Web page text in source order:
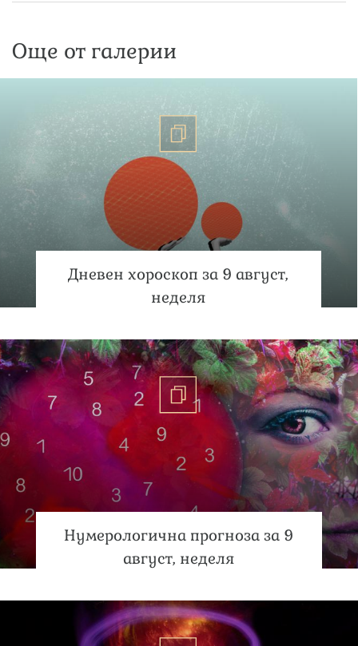
Още от галерии
Дневен хороскоп за 9 август,
неделя
Нумерологична прогноза за 9
август, неделя